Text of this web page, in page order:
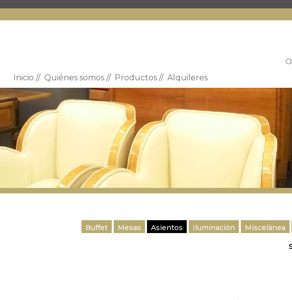
Inicio // Quiénes somos// Productos// Alquileres
Buffet Mesas Asientos Iluminación Miscelánea